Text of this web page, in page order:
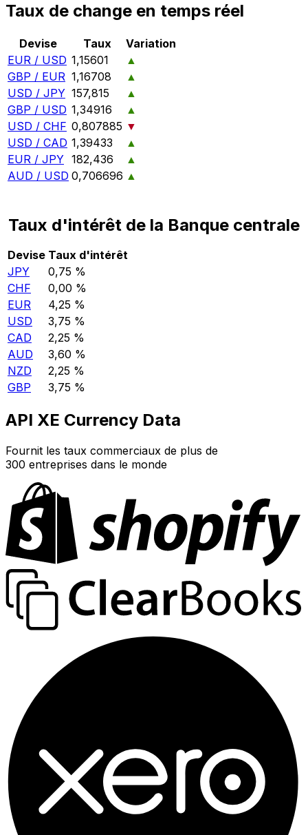
Taux de change en temps réel
Devise Taux
Variation
EUR / USD 1,15601
▲
GBP / EUR 1,16708
▲
USD / JPY 157,815
▲
GBP / USD 1,34916
▲
USD / CHF 0,807885 ▼
USD / CAD 1,39433
▲
EUR / JPY 182,436
▲
AUD / USD 0,706696 ▲
Taux d'intérêt de la Banque centrale
Devise Taux d'intérêt
JPY
0,75 %
CHF
0,00 %
EUR
4,25 %
USD
3,75 %
CAD
2,25 %
AUD
3,60 %
NZD
2,25 %
GBP
3,75 %
API XE Currency Data
Fournit les taux commerciaux de plus de
300 entreprises dans le monde